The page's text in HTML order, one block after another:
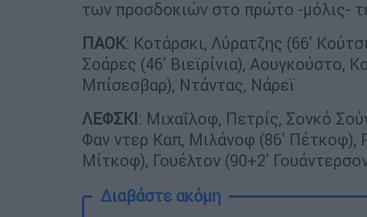
των προσδοκιών στο πρώτο -μόλις-
ΠΑΟΚ: Κοτάρσκι, Λύρατζης (66'
Σοάρες (46' Βιεϊρίνια), Αουγκούστο,
Μπίσεσβαρ), Ντάντας, Νάρεϊ
ΛΕΦΣΚΙ: Μιχαΐλοφ, Πετρίς, Σονκό
Φαν ντερ Καπ, Μιλάνοφ (86' Πέτκοφ),
Μίτκοφ), Γουέλτον (90+2'
Διαβάστε ακόμη